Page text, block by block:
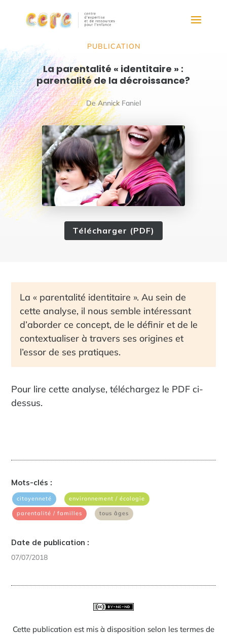
PUBLICATION
La parentalité « identitaire » :
parentalité de la décroissance?
De Annick Faniel
Télécharger (PDF)
La « parentalité identitaire ». Au sein de
cette analyse, il nous semble intéressant
d’aborder ce concept, de le définir et de le
contextualiser à travers ses origines et
l’essor de ses pratiques.
Pour lire cette analyse, téléchargez le PDF ci-
dessus.
Mots-clés :
citoyenneté environnement / écologie
parentalité / familles tous âges
Date de publication :
07/07/2018
Cette publication est mis à disposition selon les termes de